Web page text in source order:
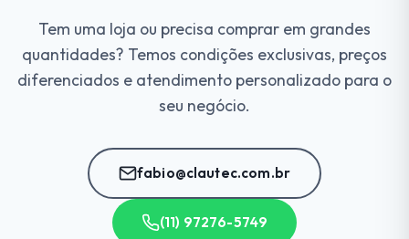
Tem uma loja ou precisa comprar em grandes
quantidades? Temos condições exclusivas, preços
diferenciados e atendimento personalizado para o
seu negócio.
fabio@clautec.com.br
(11) 97276-5749